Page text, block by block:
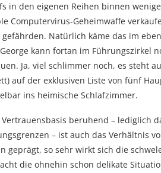
in den eigenen Reihen binnen
Computervirus-Geheimwaffe
Natürlich käme das im
kann fortan im Führungszirkel
Ja, viel schlimmer noch, es steht
auf der exklusiven Liste von fünf
ins heimische Schlafzimmer.
beruhend – lediglich
– ist auch das Verhältnis
geprägt, so sehr wirkt sich die
die ohnehin schon delikate